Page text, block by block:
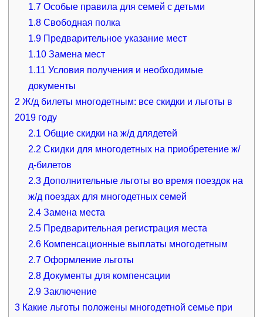
1.7 Особые правила для семей с детьми
1.8 Свободная полка
1.9 Предварительное указание мест
1.10 Замена мест
1.11 Условия получения и необходимые
документы
2 Ж/д билеты многодетным: все скидки и льготы в
2019 году
2.1 Общие скидки на ж/д длядетей
2.2 Скидки для многодетных на приобретение ж/
д-билетов
2.3 Дополнительные льготы во время поездок на
ж/д поездах для многодетных семей
2.4 Замена места
2.5 Предварительная регистрация места
2.6 Компенсационные выплаты многодетным
2.7 Оформление льготы
2.8 Документы для компенсации
2.9 Заключение
3Какие льготы положены многодетной семье при